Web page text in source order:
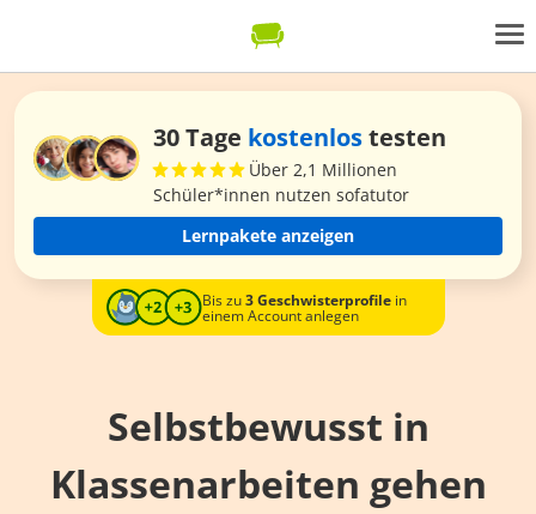
30 Tage kostenlostesten
Über 2,1 Millionen
Schüler*innen nutzen sofatutor
Lernpakete anzeigen
Bis zu3 Geschwisterprofilein
einem Account anlegen
Selbstbewusst in
Klassenarbeiten gehen